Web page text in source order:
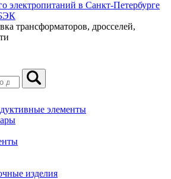
трансформаторов, дросселей,
элементы
изделия